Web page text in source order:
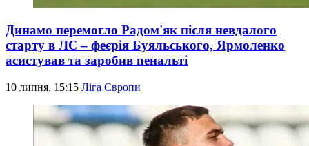
Динамо перемогло Радом'як після невдалого
старту в ЛЄ – феєрія Буяльського, Ярмоленко
асистував та заробив пенальті
10 липня, 15:15 Ліга Європи